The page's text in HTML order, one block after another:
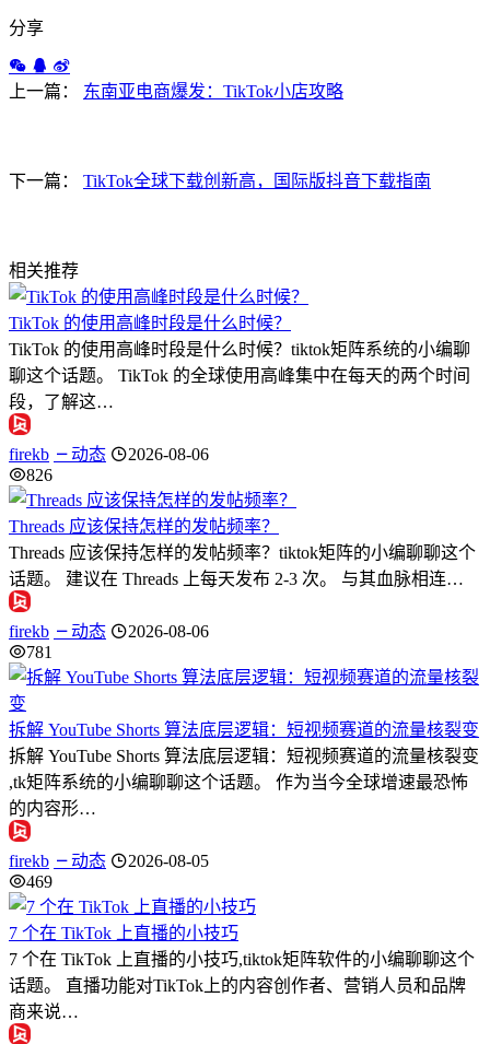
分享
上一篇： 东南亚电商爆发：TikTok小店攻略
下一篇： TikTok全球下载创新高，国际版抖音下载指南
相关推荐
TikTok 的使用高峰时段是什么时候？
TikTok 的使用高峰时段是什么时候？tiktok矩阵系统的小编聊
聊这个话题。 TikTok 的全球使用高峰集中在每天的两个时间
段，了解这…
firekb 动态
2026-08-06
826
Threads 应该保持怎样的发帖频率？
Threads 应该保持怎样的发帖频率？tiktok矩阵的小编聊聊这个
话题。 建议在 Threads 上每天发布 2-3 次。 与其血脉相连…
firekb 动态
2026-08-06
781
拆解 YouTube Shorts 算法底层逻辑：短视频赛道的流量核裂变
拆解 YouTube Shorts 算法底层逻辑：短视频赛道的流量核裂变
,tk矩阵系统的小编聊聊这个话题。 作为当今全球增速最恐怖
的内容形…
firekb 动态
2026-08-05
469
7 个在 TikTok 上直播的小技巧
7 个在 TikTok 上直播的小技巧,tiktok矩阵软件的小编聊聊这个
话题。 直播功能对TikTok上的内容创作者、营销人员和品牌
商来说…